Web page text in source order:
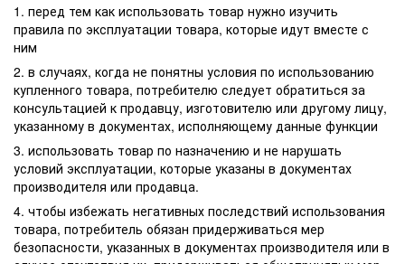
1. перед тем как использовать товар нужно изучить
правила по эксплуатации товара, которые идут вместе с
ним
2. в случаях, когда не понятны условия по использованию
купленного товара, потребителю следует обратиться за
консультацией к продавцу, изготовителю или другому лицу,
указанному в документах, исполняющему данные функции
3. использовать товар по назначению и не нарушать
условий эксплуатации, которые указаны в документах
производителя или продавца.
4. чтобы избежать негативных последствий использования
товара, потребитель обязан придерживаться мер
безопасности, указанных в документах производителя или в